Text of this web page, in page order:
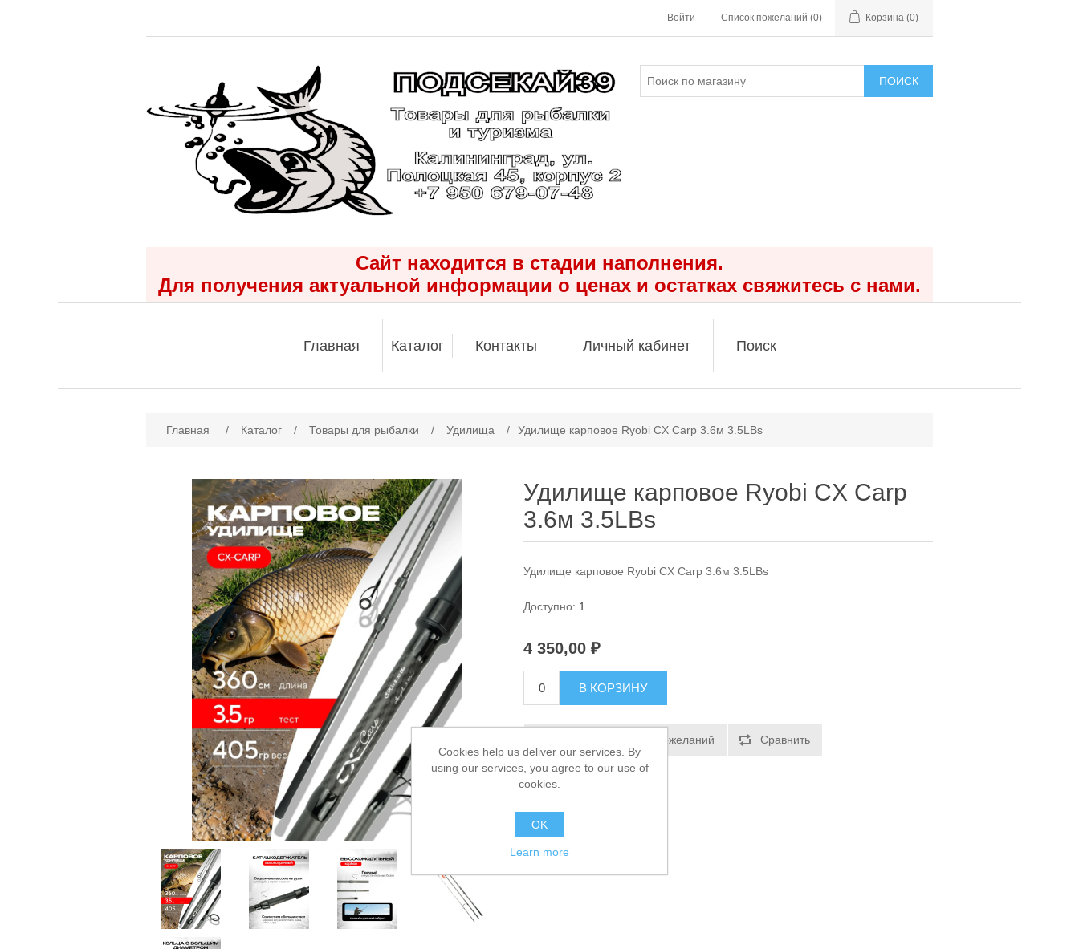
Войти Список пожеланий (0) Корзина (0)
ПОИСК
Сайт находится в стадии наполнения.
Для получения актуальной информации о ценах и остатках свяжитесь с нами.
Главная Каталог Контакты Личный кабинет Поиск
Главная / Каталог / Товары для рыбалки / Удилища / Удилище карповое Ryobi CX Carp 3.6м 3.5LBs
Удилище карповое Ryobi CX Carp
3.6м 3.5LBs
Удилище карповое Ryobi CX Carp 3.6м 3.5LBs
Доступно: 1
4 350,00 ₽
В КОРЗИНУ
Добавить в список пожеланий Сравнить
Сообщить другу
Cookies help us deliver our services. By
using our services, you agree to our use of
cookies.
OK
Learn more